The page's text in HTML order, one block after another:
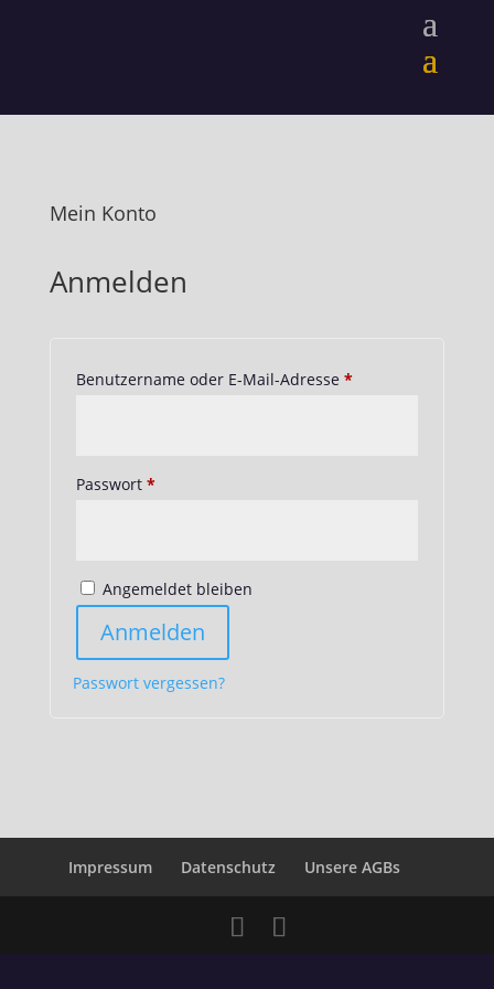
Mein Konto
Anmelden
Benutzername oder E-Mail-Adresse *Erforderlich
Passwort *Erforderlich
Angemeldet bleiben
Anmelden
Passwort vergessen?
Impressum Datenschutz Unsere AGBs